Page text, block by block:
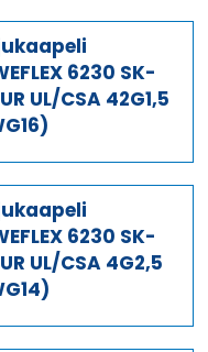
6230 SK-
UL/CSA 42G1,5
6230 SK-
UL/CSA 4G2,5